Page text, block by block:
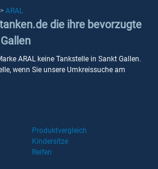
ARAL
die ihre bevorzugte
ARAL keine Tankstelle in Sankt Gallen.
wenn Sie unsere Umkreissuche am
Produktvergleich
Kindersitze
Reifen